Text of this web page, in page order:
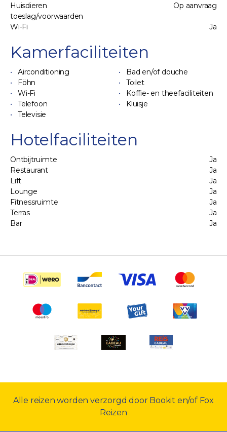
Huisdieren
toeslag/voorwaarden
Op aanvraag
Wi-Fi Ja
Kamerfaciliteiten
Airconditioning
Bad en/of douche
Föhn
Toilet
Wi-Fi
Koffie- en theefaciliteiten
Telefoon
Kluisje
Televisie
Hotelfaciliteiten
Ontbijtruimte
Ja
Restaurant
Ja
Lift
Ja
Lounge
Ja
Fitnessruimte
Ja
Terras
Ja
Bar
Ja
Alle reizen worden verzorgd door Bookit en/of Fox
Reizen